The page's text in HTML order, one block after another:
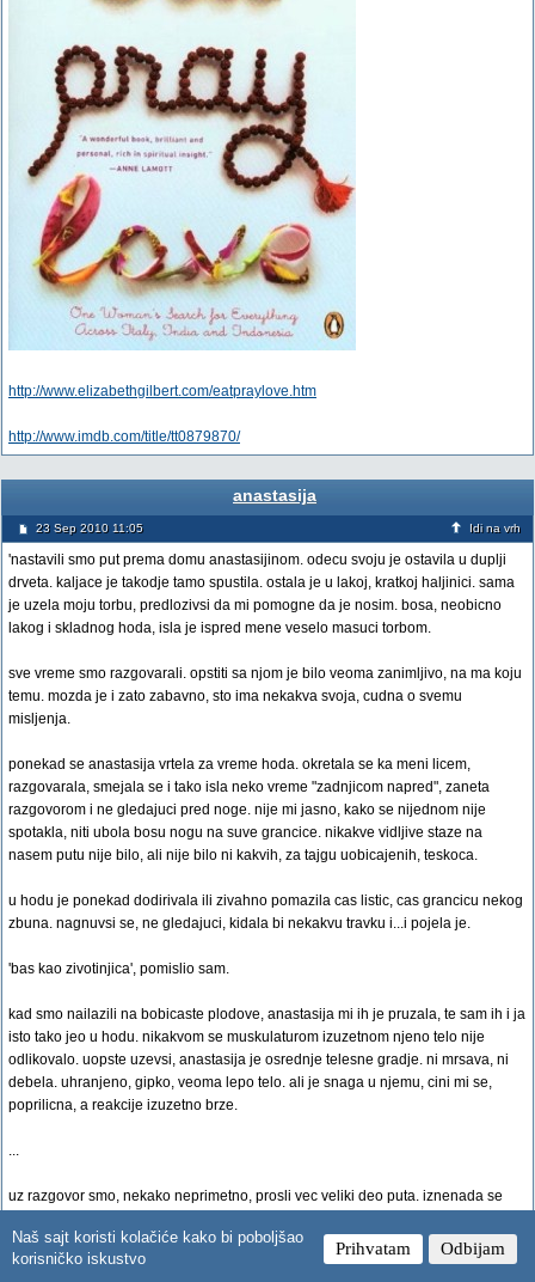
Naš sajt koristi kolačiće kako bi poboljšao
korisničko iskustvo
Prihvatam Odbijam
http://www.elizabethgilbert.com/eatpraylove.htm
http://www.imdb.com/title/tt0879870/
anastasija
23 Sep 2010 11:05 Idi na vrh
'nastavili smo put prema domu anastasijinom. odecu svoju je ostavila u duplji
drveta. kaljace je takodje tamo spustila. ostala je u lakoj, kratkoj haljinici. sama
je uzela moju torbu, predlozivsi da mi pomogne da je nosim. bosa, neobicno
lakog i skladnog hoda, isla je ispred mene veselo masuci torbom.
sve vreme smo razgovarali. opstiti sa njom je bilo veoma zanimljivo, na ma koju
temu. mozda je i zato zabavno, sto ima nekakva svoja, cudna o svemu
misljenja.
ponekad se anastasija vrtela za vreme hoda. okretala se ka meni licem,
razgovarala, smejala se i tako isla neko vreme "zadnjicom napred", zaneta
razgovorom i ne gledajuci pred noge. nije mi jasno, kako se nijednom nije
spotakla, niti ubola bosu nogu na suve grancice. nikakve vidljive staze na
nasem putu nije bilo, ali nije bilo ni kakvih, za tajgu uobicajenih, teskoca.
u hodu je ponekad dodirivala ili zivahno pomazila cas listic, cas grancicu nekog
zbuna. nagnuvsi se, ne gledajuci, kidala bi nekakvu travku i...i pojela je.
'bas kao zivotinjica', pomislio sam.
kad smo nailazili na bobicaste plodove, anastasija mi ih je pruzala, te sam ih i ja
isto tako jeo u hodu. nikakvom se muskulaturom izuzetnom njeno telo nije
odlikovalo. uopste uzevsi, anastasija je osrednje telesne gradje. ni mrsava, ni
debela. uhranjeno, gipko, veoma lepo telo. ali je snaga u njemu, cini mi se,
poprilicna, a reakcije izuzetno brze.
...
uz razgovor smo, nekako neprimetno, prosli vec veliki deo puta. iznenada se
kod kuce!
obazreo sam se oko sebe. nevelika uredna poljana, cvece medju